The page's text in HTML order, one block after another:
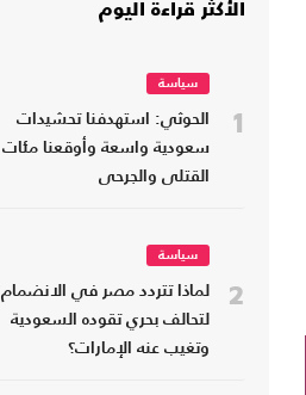
الأكثر قراءة اليوم
1
سياسة
الحوثي: استهدفنا تحشيدات
سعودية واسعة وأوقعنا مئات
القتلى والجرحى
2
سياسة
لماذا تتردد مصر في الانضمام
لتحالف بحري تقوده السعودية
وتغيب عنه الإمارات؟